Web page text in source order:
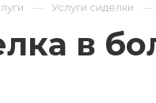
Услуги сиделки
в